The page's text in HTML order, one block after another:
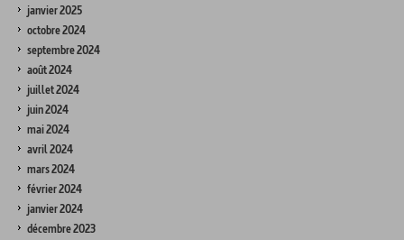
janvier 2025
octobre 2024
septembre 2024
août 2024
juillet 2024
juin 2024
mai 2024
avril 2024
mars 2024
février 2024
janvier 2024
décembre 2023